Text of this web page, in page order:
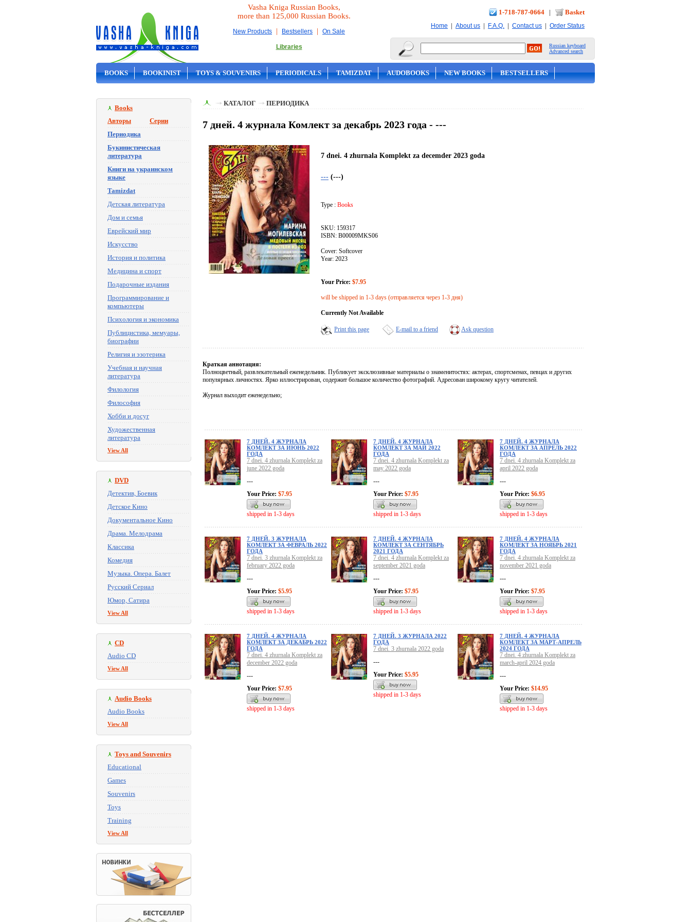
Vasha Kniga Russian Books,
more than 125,000 Russian Books.
New Products | Bestsellers | On Sale
Libraries
1-718-787-0664 | Basket
Home | About us | F.A.Q. | Contact us | Order Status
Russian keyboard
Advanced search
BOOKS BOOKINIST TOYS & SOUVENIRS PERIODICALS TAMIZDAT AUDOBOOKS NEW BOOKS BESTSELLERS
Books
Авторы
Серии
Периодика
Букинистическая
литература
Книги на украинском
языке
Tamizdat
Детская литература
Дом и семья
Еврейский мир
Искусство
История и политика
Медицина и спорт
Подарочные издания
Программирование и
компьютеры
Психология и экономика
Публицистика, мемуары,
биографии
Религия и эзотерика
Учебная и научная
литература
Филология
Философия
Хобби и досуг
Художественная
литература
View All
DVD
Детектив, Боевик
Детское Кино
Документальное Кино
Драма. Мелодрама
Классика
Комедия
Музыка. Опера. Балет
Русский Сериал
Юмор, Сатира
View All
CD
Audio CD
View All
Audio Books
Audio Books
View All
Toys and Souvenirs
Educational
Games
Souvenirs
Toys
Training
View All
КАТАЛОГ ПЕРИОДИКА
7 дней. 4 журнала Комлект за декабрь 2023 года - ---
7 dnei. 4 zhurnala Komplekt za decemder 2023 goda
--- (---)
Type : Books
SKU: 159317
ISBN: B00009MKS06
Cover: Softcover
Year: 2023
Your Price: $7.95
will be shipped in 1-3 days (отправляется через 1-3 дня)
Currently Not Available
Print this page E-mail to a friend Ask question
Краткая аннотация:
Полноцветный, развлекательный еженедельник. Публикует эксклюзивные материалы о знаменитостях: актерах, спортсменах, певцах и других
популярных личностях. Ярко иллюстрирован, содержит большое количество фотографий. Адресован широкому кругу читателей.
Журнал выходит еженедельно;
7 ДНЕЙ. 4 ЖУРНАЛА
КОМЛЕКТ ЗА ИЮНЬ 2022
ГОДА
7 dnei. 4 zhurnala Komplekt za
june 2022 goda
---
Your Price: $7.95
shipped in 1-3 days
7 ДНЕЙ. 4 ЖУРНАЛА
КОМЛЕКТ ЗА МАЙ 2022
ГОДА
7 dnei. 4 zhurnala Komplekt za
may 2022 goda
---
Your Price: $7.95
shipped in 1-3 days
7 ДНЕЙ. 4 ЖУРНАЛА
КОМЛЕКТ ЗА АПРЕЛЬ 2022
ГОДА
7 dnei. 4 zhurnala Komplekt za
april 2022 goda
---
Your Price: $6.95
shipped in 1-3 days
7 ДНЕЙ. 3 ЖУРНАЛА
КОМЛЕКТ ЗА ФЕВРАЛЬ 2022
ГОДА
7 dnei. 3 zhurnala Komplekt za
february 2022 goda
---
Your Price: $5.95
shipped in 1-3 days
7 ДНЕЙ. 4 ЖУРНАЛА
КОМЛЕКТ ЗА СЕНТЯБРЬ
2021 ГОДА
7 dnei. 4 zhurnala Komplekt za
september 2021 goda
---
Your Price: $7.95
shipped in 1-3 days
7 ДНЕЙ. 4 ЖУРНАЛА
КОМЛЕКТ ЗА НОЯБРЬ 2021
ГОДА
7 dnei. 4 zhurnala Komplekt za
november 2021 goda
---
Your Price: $7.95
shipped in 1-3 days
7 ДНЕЙ. 4 ЖУРНАЛА
КОМЛЕКТ ЗА ДЕКАБРЬ 2022
ГОДА
7 dnei. 4 zhurnala Komplekt za
december 2022 goda
---
Your Price: $7.95
shipped in 1-3 days
7 ДНЕЙ. 3 ЖУРНАЛА 2022
ГОДА
7 dnei. 3 zhurnala 2022 goda
---
Your Price: $5.95
shipped in 1-3 days
7 ДНЕЙ. 4 ЖУРНАЛА
КОМЛЕКТ ЗА МАРТ-АПРЕЛЬ
2024 ГОДА
7 dnei. 4 zhurnala Komplekt za
march-april 2024 goda
---
Your Price: $14.95
shipped in 1-3 days